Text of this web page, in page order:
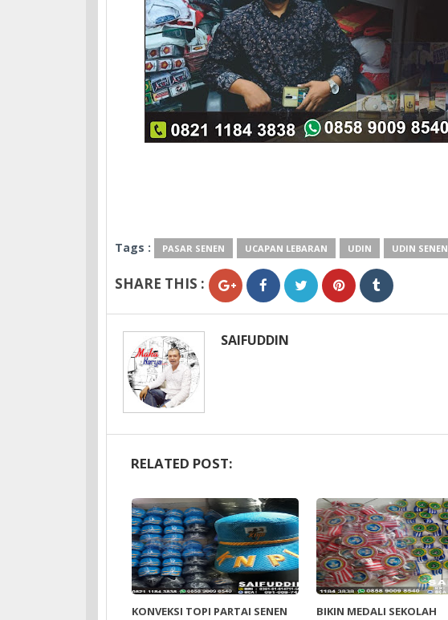
Tags : PASAR SENEN UCAPAN LEBARAN UDIN UDIN SENEN
SHARE THIS :
SAIFUDDIN
RELATED POST:
KONVEKSI TOPI PARTAI SENEN BIKIN MEDALI SEKOLAH